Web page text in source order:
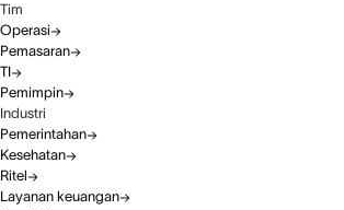
Tim
Operasi
Pemasaran
TI
Pemimpin
Industri
Pemerintahan
Kesehatan
Ritel
Layanan keuangan